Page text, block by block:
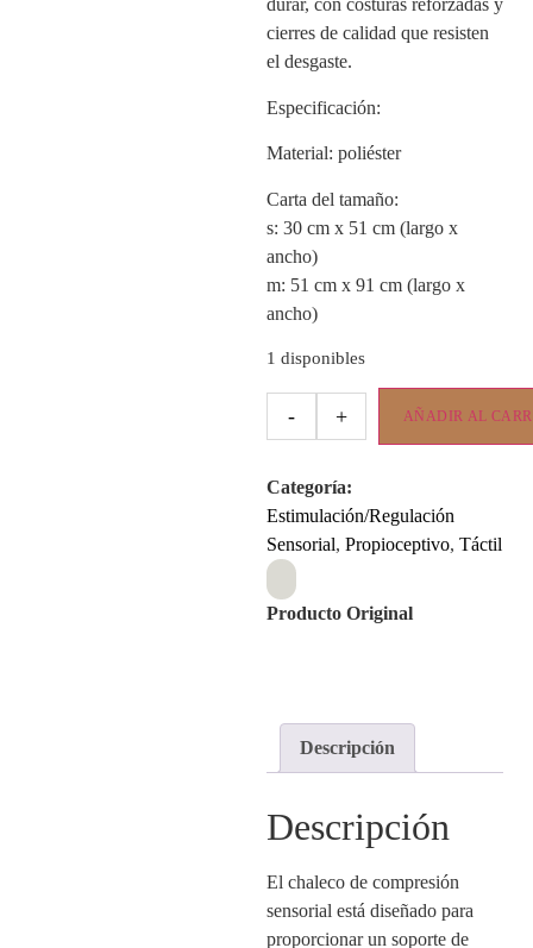
durar, con costuras reforzadas y
cierres de calidad que resisten
el desgaste.
Especificación:
Material: poliéster
Carta del tamaño:
s: 30 cm x 51 cm (largo x
ancho)
m: 51 cm x 91 cm (largo x
ancho)
1 disponibles
- + AÑADIR AL
Categoría:
Estimulación/Regulación
Sensorial, Propioceptivo, Táctil
Producto Original
Descripción
Descripción
El chaleco de compresión
sensorial está diseñado para
proporcionar un soporte de